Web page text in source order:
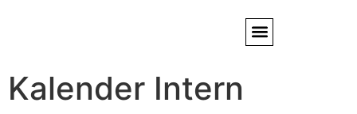
Kalender Intern